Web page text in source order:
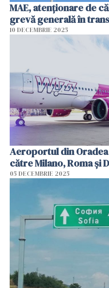
MAE, atenţionare de
grevă generală în
10 DECEMBRIE 2025
Aeroportul din
către Milano, Roma şi
05 DECEMBRIE 2025